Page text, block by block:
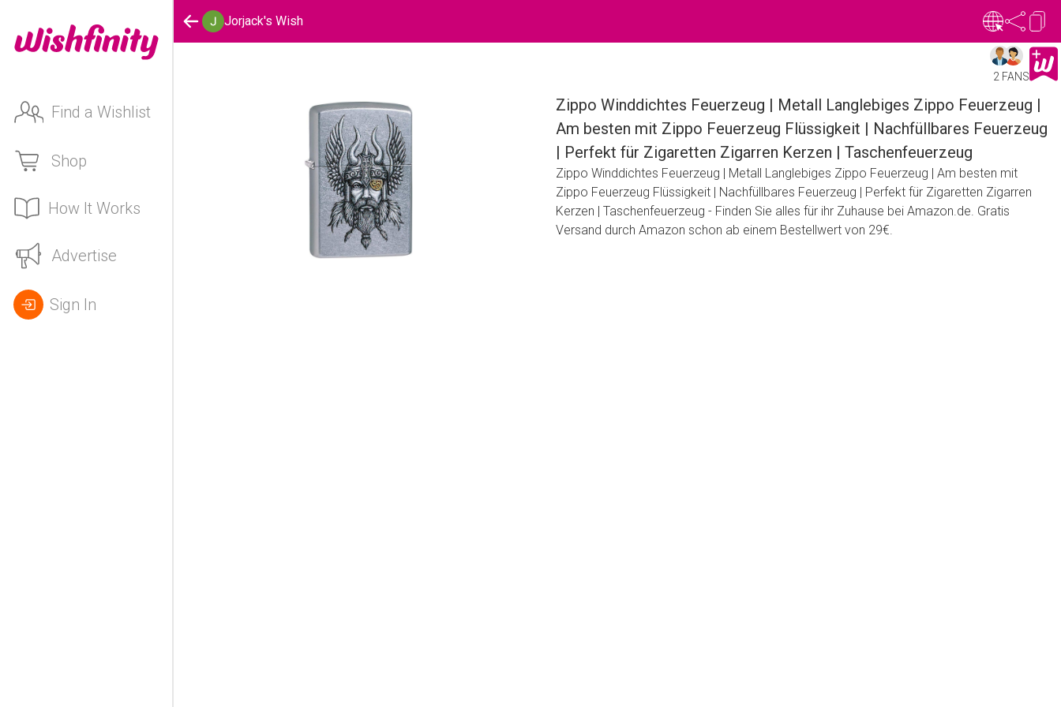
Find a Wishlist
Shop
How It Works
Advertise
Sign In
Jorjack's Wish
2 FANS
Zippo Winddichtes Feuerzeug | Metall Langlebiges Zippo Feuerzeug |
Am besten mit Zippo Feuerzeug Flüssigkeit | Nachfüllbares Feuerzeug
| Perfekt für Zigaretten Zigarren Kerzen | Taschenfeuerzeug
Zippo Winddichtes Feuerzeug | Metall Langlebiges Zippo Feuerzeug | Am besten mit
Zippo Feuerzeug Flüssigkeit | Nachfüllbares Feuerzeug | Perfekt für Zigaretten Zigarren
Kerzen | Taschenfeuerzeug - Finden Sie alles für ihr Zuhause bei Amazon.de. Gratis
Versand durch Amazon schon ab einem Bestellwert von 29€.